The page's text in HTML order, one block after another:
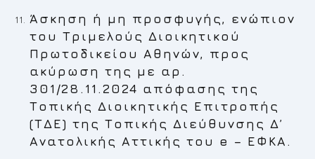
Άσκηση ή μη προσφυγής, ενώπιον
του Τριμελούς Διοικητικού
Πρωτοδικείου Αθηνών, προς
ακύρωση της με αρ.
301/28.11.2024 απόφασης της
Τοπικής Διοικητικής Επιτροπής
(ΤΔΕ) της Τοπικής Διεύθυνσης Δ’
Ανατολικής Αττικής του e – ΕΦΚΑ.